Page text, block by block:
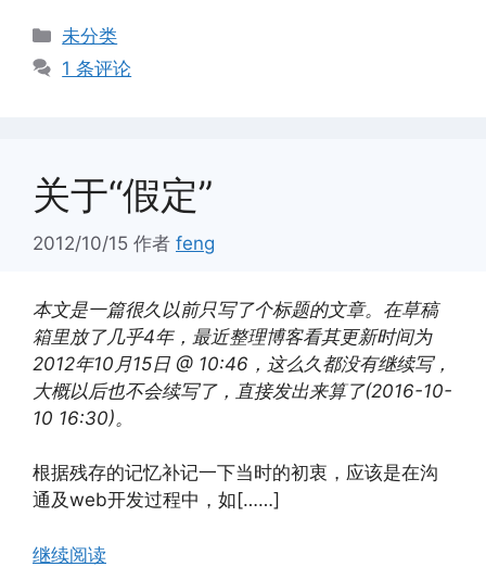
分
类
未分类
1 条评论
关于“假定”
2012/10/15 作者 feng
本文是一篇很久以前只写了个标题的文章。在草稿
箱里放了几乎4年，最近整理博客看其更新时间为
2012年10月15日 @ 10:46，这么久都没有继续写，
大概以后也不会续写了，直接发出来算了(2016-10-
10 16:30)。
根据残存的记忆补记一下当时的初衷，应该是在沟
通及web开发过程中，如[……]
继续阅读